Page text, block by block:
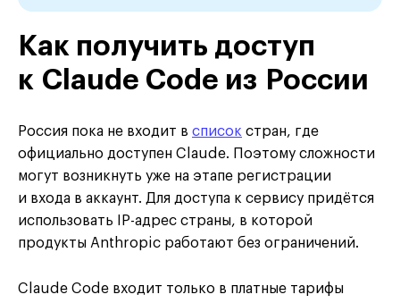
Как получить доступ
к Claude Code из России
Россия пока не входит в список стран, где
официально доступен Claude. Поэтому сложности
могут возникнуть уже на этапе регистрации
и входа в аккаунт. Для доступа к сервису придётся
использовать IP-адрес страны, в которой
продукты Anthropic работают без ограничений.
Claude Code входит только в платные тарифы